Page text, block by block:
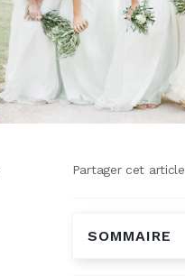
Partager cet article
SOMMAIRE